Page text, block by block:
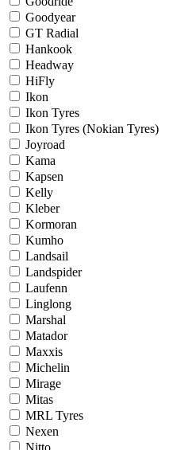
Goodyear
GT Radial
Hankook
Headway
HiFly
Ikon
Ikon Tyres
Ikon Tyres (Nokian Tyres)
Joyroad
Kama
Kapsen
Kelly
Kleber
Kormoran
Kumho
Landsail
Landspider
Laufenn
Linglong
Marshal
Matador
Maxxis
Michelin
Mirage
Mitas
MRL Tyres
Nexen
Nitto